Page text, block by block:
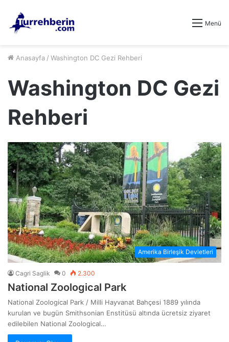
Menü
Anasayfa / Washington DC Gezi Rehberi
Washington DC Gezi
Rehberi
Amerika Birleşik Devletleri
Cagri Saglik 0 2.300
National Zoological Park
National Zoological Park / Milli Hayvanat Bahçesi 1889 yılında
kurulan ve bugün Smithsonian Enstitüsü altında ücretsiz ziyaret
edilebilen National Zoological…